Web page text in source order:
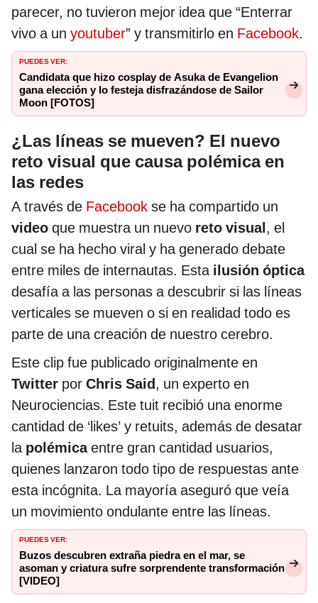
parecer, no tuvieron mejor idea que “Enterrar
vivo a un youtuber” y transmitirlo en Facebook.
PUEDES VER:
Candidata que hizo cosplay de Asuka de Evangelion
gana elección y lo festeja disfrazándose de Sailor
Moon [FOTOS]
¿Las líneas se mueven? El nuevo
reto visual que causa polémica en
las redes
A través de Facebook se ha compartido un
video que muestra un nuevo reto visual, el
cual se ha hecho viral y ha generado debate
entre miles de internautas. Esta ilusión óptica
desafía a las personas a descubrir si las líneas
verticales se mueven o si en realidad todo es
parte de una creación de nuestro cerebro.
Este clip fue publicado originalmente en
Twitter por Chris Said, un experto en
Neurociencias. Este tuit recibió una enorme
cantidad de ‘likes’ y retuits, además de desatar
la polémicaentre gran cantidad usuarios,
quienes lanzaron todo tipo de respuestas ante
esta incógnita. La mayoría aseguró que veía
un movimiento ondulante entre las líneas.
PUEDES VER:
Buzos descubren extraña piedra en el mar, se
asoman y criatura sufre sorprendente transformación
[VIDEO]